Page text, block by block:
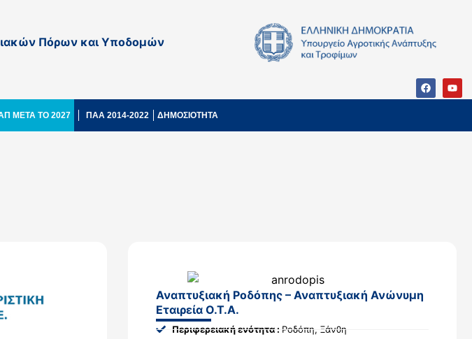
Πόρων και Υποδομών
ΜΕΤΑ ΤΟ 2027 ΠΑΑ 2014-2022 ΔΗΜΟΣΙΟΤΗΤΑ
Αναπτυξιακή Ροδόπης – Αναπτυξιακή Ανώνυμη
Εταιρεία Ο.Τ.Α.
Περιφερειακή ενότητα : Ροδόπη, Ξάνθη